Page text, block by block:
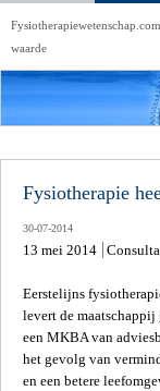
Fysiotherapiewetenschap.com
waarde
Fysiotherapie
30-07-2014
13 mei 2014
Eerstelijns
levert de
een MKBA van
het gevolg van
en een betere